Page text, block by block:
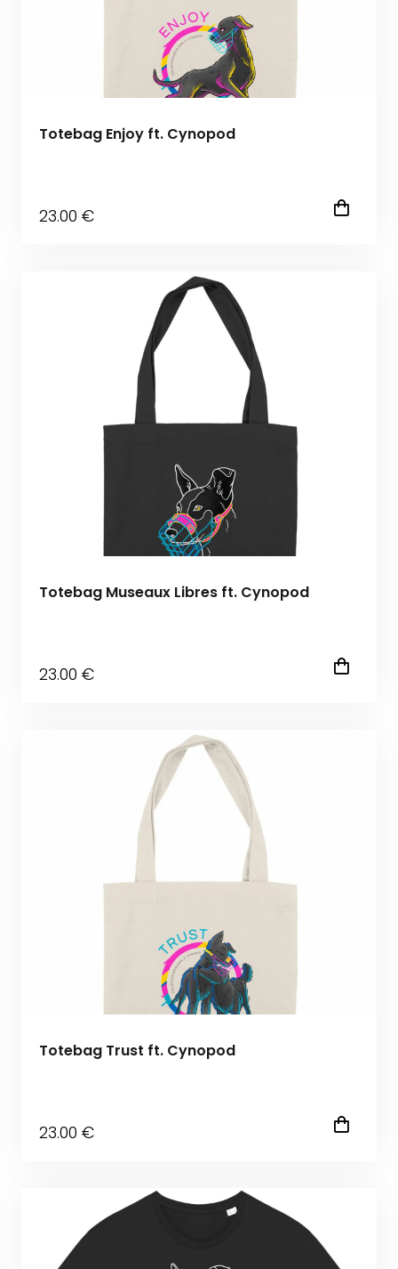
Totebag Enjoy ft. Cynopod
23.00 €
Totebag Museaux Libres ft. Cynopod
23.00 €
Totebag Trust ft. Cynopod
23.00 €